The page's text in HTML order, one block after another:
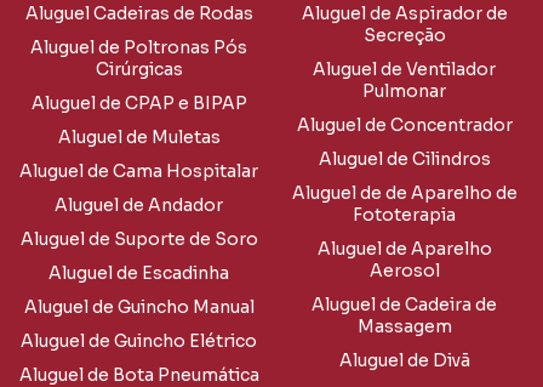
Aluguel Cadeiras de Rodas
Aluguel de Poltronas Pós
Cirúrgicas
Aluguel de CPAP e BIPAP
Aluguel de Muletas
Aluguel de Cama Hospitalar
Aluguel de Andador
Aluguel de Suporte de Soro
Aluguel de Escadinha
Aluguel de Guincho Manual
Aluguel de Guincho Elétrico
Aluguel de Bota Pneumática
Aluguel de Aspirador de
Secreção
Aluguel de Ventilador
Pulmonar
Aluguel de Concentrador
Aluguel de Cilindros
Aluguel de de Aparelho de
Fototerapia
Aluguel de Aparelho
Aerosol
Aluguel de Cadeira de
Massagem
Aluguel de Divã